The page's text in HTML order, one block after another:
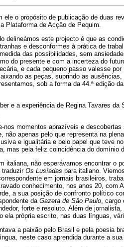
ele o propósito de publicação de duas
Plataforma de Acção de Pequim.
delineámos este projecto é que as
e desconformes à prática de
das possibilidades, sem
do presente e com a incerteza do
e cada pequeno passo valesse por
as peças, suprindo as ausências,
sob a forma da 44.ª edição
e a experiência de Regina Tavares da
nos momentos aprazíveis e
não apenas pelo que representa na
e igualitária e pelo papel que teve
mas pela feliz coincidência do domínio
italiana, não esperávamos encontrar o
traduzir Os Lusíadas para italiano.
em jornais brasileiros,
conhecimento, nos anos 20, com
a sua posição de confronto político
da Gazeta de São Paulo, cargo
forte e resoluto. Além de
ela própria escrito, nas duas línguas,
a paixão pelo Brasil e pela poesia
neste caso aprendida durante a